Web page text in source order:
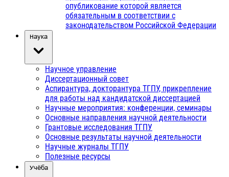
опубликование которой является
обязательным в соответствии с
законодательством Российской Федерации
Наука
Научное управление
Диссертационный совет
Аспирантура, докторантура ТГПУ, прикрепление
для работы над кандидатской диссертацией
Научные мероприятия: конференции, семинары
Основные направления научной деятельности
Грантовые исследования ТГПУ
Основные результаты научной деятельности
Научные журналы ТГПУ
Полезные ресурсы
Учёба